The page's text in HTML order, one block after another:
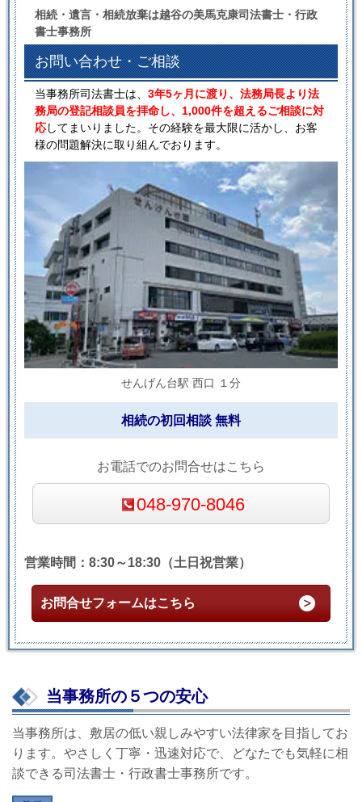
相続・遺言・相続放棄は越谷の美馬克康司法書士・行政
書士事務所
お問い合わせ・ご相談
当事務所司法書士は、 3年5ヶ月に渡り、法務局長より法
務局の登記相談員を拝命し、1,000件を超えるご相談に対
応してまいりました。その経験を最大限に活かし、お客
様の問題解決に取り組んでおります。
せんげん台駅 西口 １分
相続の初回相談 無料
お電話でのお問合せはこちら
048-970-8046
営業時間：8:30～18:30（土日祝営業）
お問合せフォームはこちら
当事務所の５つの安心
当事務所は、敷居の低い親しみやすい法律家を目指してお
ります。やさしく丁寧・迅速対応で、どなたでも気軽に相
談できる司法書士・行政書士事務所です。